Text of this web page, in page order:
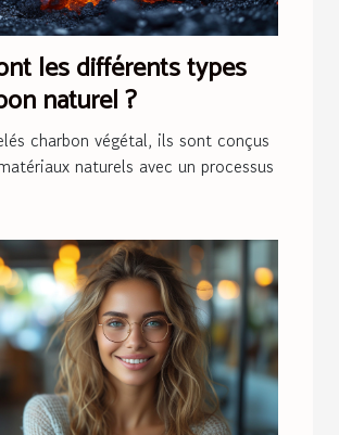
les différents types
naturel ?
charbon végétal, ils sont conçus
naturels avec un processus